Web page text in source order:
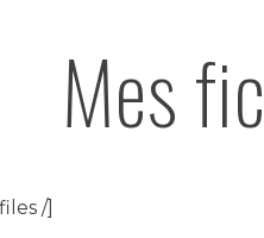
Mes
/]